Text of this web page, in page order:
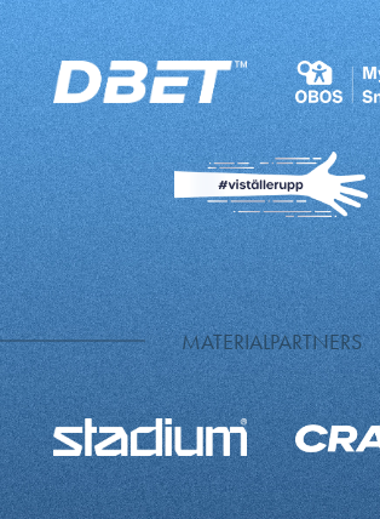
MATERIALPARTNERS